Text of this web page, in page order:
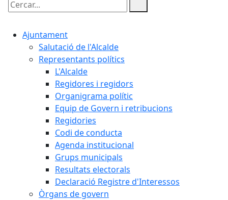
Cercar:
Ajuntament
Salutació de l'Alcalde
Representants polítics
L'Alcalde
Regidores i regidors
Organigrama polític
Equip de Govern i retribucions
Regidories
Codi de conducta
Agenda institucional
Grups municipals
Resultats electorals
Declaració Registre d'Interessos
Òrgans de govern